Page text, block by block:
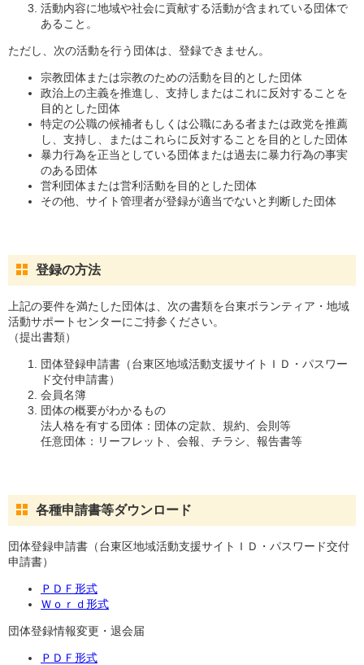
活動内容に地域や社会に貢献する活動が含まれている団体で
あること。
ただし、次の活動を行う団体は、登録できません。
宗教団体または宗教のための活動を目的とした団体
政治上の主義を推進し、支持しまたはこれに反対することを
目的とした団体
特定の公職の候補者もしくは公職にある者または政党を推薦
し、支持し、またはこれらに反対することを目的とした団体
暴力行為を正当としている団体または過去に暴力行為の事実
のある団体
営利団体または営利活動を目的とした団体
その他、サイト管理者が登録が適当でないと判断した団体
登録の方法
上記の要件を満たした団体は、次の書類を台東ボランティア・地域
活動サポートセンターにご持参ください。
（提出書類）
団体登録申請書（台東区地域活動支援サイトＩＤ・パスワー
ド交付申請書）
会員名簿
団体の概要がわかるもの
法人格を有する団体：団体の定款、規約、会則等
任意団体：リーフレット、会報、チラシ、報告書等
各種申請書等ダウンロード
団体登録申請書（台東区地域活動支援サイトＩＤ・パスワード交付
申請書）
ＰＤＦ形式
Ｗｏｒｄ形式
団体登録情報変更・退会届
ＰＤＦ形式